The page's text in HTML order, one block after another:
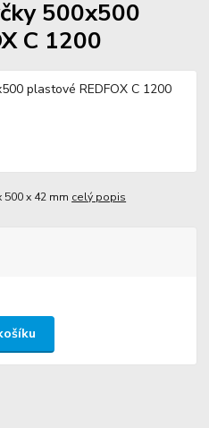
500x500
C 1200
x 42 mm celý popis